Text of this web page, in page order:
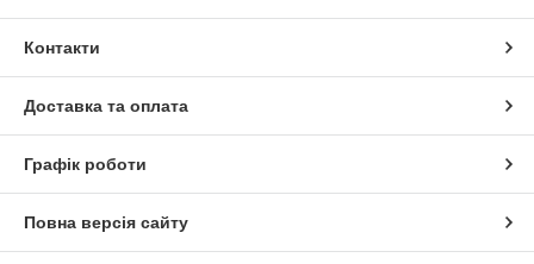
Контакти
Доставка та оплата
Графік роботи
Повна версія сайту